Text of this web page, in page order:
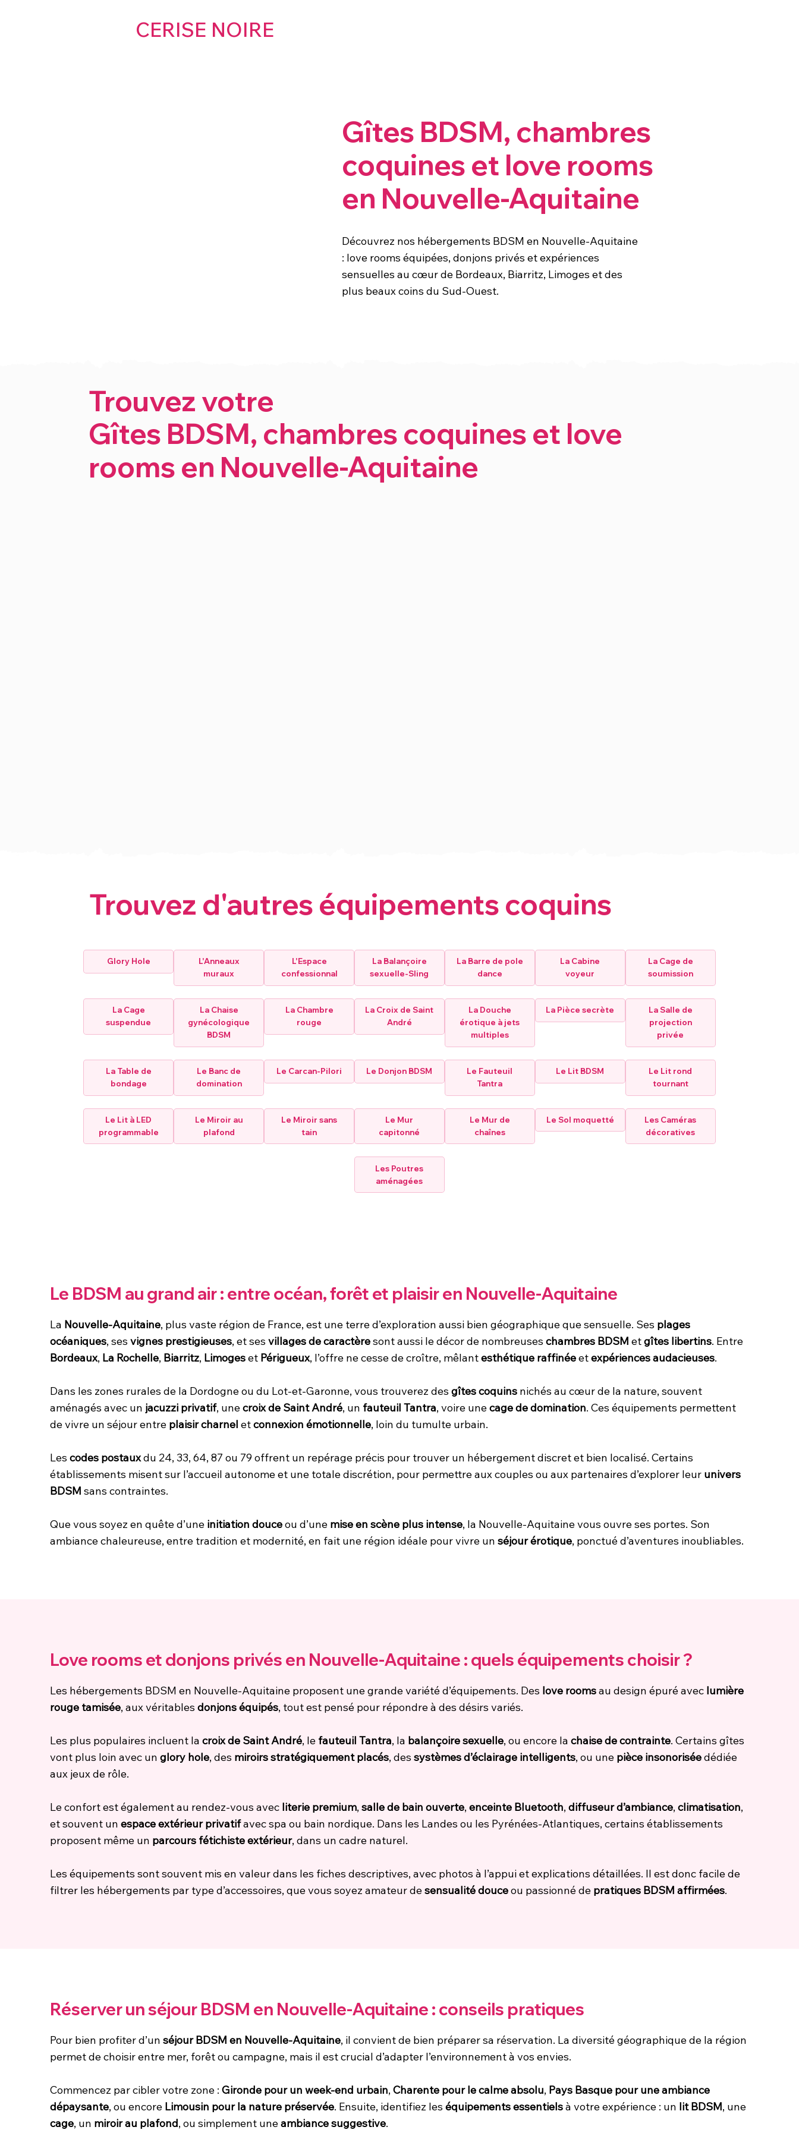
CERISE NOIRE
Gîtes BDSM, chambres
coquines et love rooms
en Nouvelle-Aquitaine
Découvrez nos hébergements BDSM en Nouvelle-Aquitaine
: love rooms équipées, donjons privés et expériences
sensuelles au cœur de Bordeaux, Biarritz, Limoges et des
plus beaux coins du Sud-Ouest.
Trouvez votre
Gîtes BDSM, chambres coquines et love
rooms en Nouvelle-Aquitaine
Trouvez d'autres équipements coquins
Glory Hole
L'Anneaux
muraux
L'Espace
confessionnal
La Balançoire
sexuelle-Sling
La Barre de pole
dance
La Cabine
voyeur
La Cage de
soumission
La Cage
suspendue
La Chaise
gynécologique
BDSM
La Chambre
rouge
La Croix de Saint
André
La Douche
érotique à jets
multiples
La Pièce secrète
La Salle de
projection
privée
La Table de
bondage
Le Banc de
domination
Le Carcan-Pilori Le Donjon BDSM
Le Fauteuil
Tantra
Le Lit BDSM
Le Lit rond
tournant
Le Lit à LED
programmable
Le Miroir au
plafond
Le Miroir sans
tain
Le Mur
capitonné
Le Mur de
chaînes
Le Sol moquetté
Les Caméras
décoratives
Les Poutres
aménagées
Le BDSM au grand air : entre océan, forêt et plaisir en Nouvelle-Aquitaine
La Nouvelle-Aquitaine, plus vaste région de France, est une terre d’exploration aussi bien géographique que sensuelle. Ses plages
océaniques, ses vignes prestigieuses, et ses villages de caractèresont aussi le décor de nombreuses chambres BDSM etgîtes libertins. Entre
Bordeaux, La Rochelle, Biarritz, Limogeset Périgueux, l’offre ne cesse de croître, mêlantesthétique raffinéeetexpériences audacieuses.
Dans les zones rurales de la Dordogne ou du Lot-et-Garonne, vous trouverez des gîtes coquins nichés au cœur de la nature, souvent
aménagés avec un jacuzzi privatif, unecroix de Saint André, un fauteuil Tantra, voire unecage de domination. Ces équipements permettent
de vivre un séjour entre plaisir charnel etconnexion émotionnelle, loin du tumulte urbain.
Les codes postauxdu 24, 33, 64, 87 ou 79 offrent un repérage précis pour trouver un hébergement discret et bien localisé. Certains
établissements misent sur l’accueil autonome et une totale discrétion, pour permettre aux couples ou aux partenaires d’explorer leur univers
BDSM sans contraintes.
Que vous soyez en quête d’une initiation douceou d’une mise en scène plus intense, la Nouvelle-Aquitaine vous ouvre ses portes. Son
ambiance chaleureuse, entre tradition et modernité, en fait une région idéale pour vivre un séjour érotique, ponctué d’aventures inoubliables.
Love rooms et donjons privés en Nouvelle-Aquitaine : quels équipements choisir ?
Les hébergements BDSM en Nouvelle-Aquitaine proposent une grande variété d’équipements. Des love roomsau design épuré avec lumière
rouge tamisée, aux véritables donjons équipés, tout est pensé pour répondre à des désirs variés.
Les plus populaires incluent la croix de Saint André, le fauteuil Tantra, la balançoire sexuelle, ou encore la chaise de contrainte. Certains gîtes
vont plus loin avec un glory hole, des miroirs stratégiquement placés, des systèmes d’éclairage intelligents, ou une pièce insonoriséedédiée
aux jeux de rôle.
Le confort est également au rendez-vous avec literie premium, salle de bain ouverte, enceinte Bluetooth, diffuseur d’ambiance, climatisation,
et souvent un espace extérieur privatifavec spa ou bain nordique. Dans les Landes ou les Pyrénées-Atlantiques, certains établissements
proposent même un parcours fétichiste extérieur, dans un cadre naturel.
Les équipements sont souvent mis en valeur dans les fiches descriptives, avec photos à l’appui et explications détaillées. Il est donc facile de
filtrer les hébergements par type d’accessoires, que vous soyez amateur desensualité douceou passionné de pratiques BDSM affirmées.
Réserver un séjour BDSM en Nouvelle-Aquitaine : conseils pratiques
Pour bien profiter d’un séjour BDSM en Nouvelle-Aquitaine, il convient de bien préparer sa réservation. La diversité géographique de la région
permet de choisir entre mer, forêt ou campagne, mais il est crucial d’adapter l’environnement à vos envies.
Commencez par cibler votre zone : Gironde pour un week-end urbain, Charente pour le calme absolu, Pays Basque pour une ambiance
dépaysante, ou encore Limousin pour la nature préservée. Ensuite, identifiez les équipements essentielsà votre expérience : un lit BDSM, une
cage, un miroir au plafond, ou simplement uneambiance suggestive.